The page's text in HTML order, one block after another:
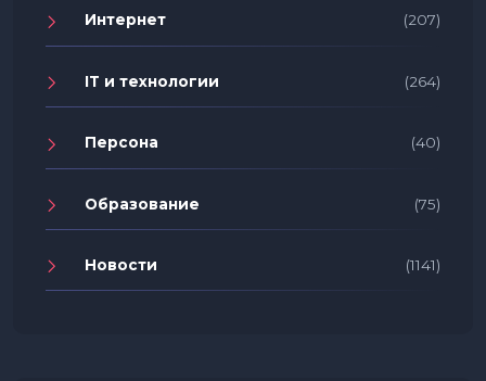
Интернет (207)
IT и технологии (264)
Персона (40)
Образование (75)
Новости (1141)